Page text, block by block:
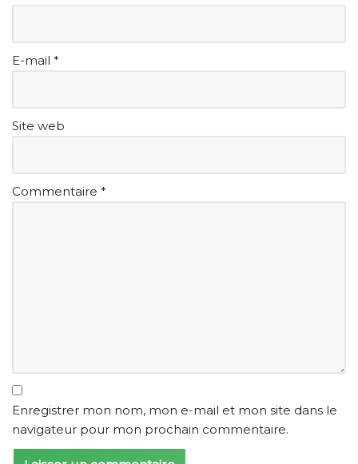
E-mail *
Site web
Commentaire *
Enregistrer mon nom, mon e-mail et mon site dans le
navigateur pour mon prochain commentaire.